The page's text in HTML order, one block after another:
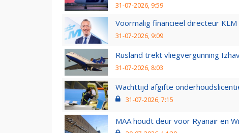
31-07-2026, 9:59
Voormalig financieel directeur
31-07-2026, 9:09
Rusland trekt vliegvergunning
31-07-2026, 8:03
Wachttijd afgifte
31-07-2026, 7:15
MAA houdt deur voor Ryanair en